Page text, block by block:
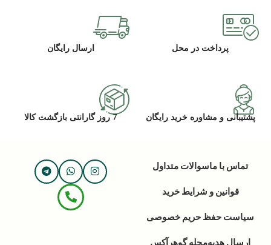
پرداخت در محل ارسال رایگان
پشتیبانی و مشاوره خرید رایگان 7 روز گارانتی بازگشت کالا
تماس با ماسوالات متداول
قوانین و شرایط خرید
سیاست حفظ حریم خصوصی
ارسال هدیهمجله گوهرآکس